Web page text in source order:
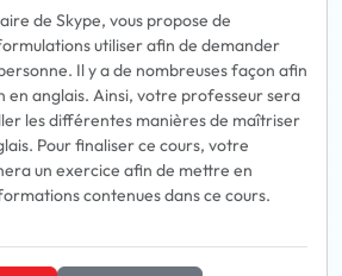
de Skype, vous propose de
utiliser afin de demander
Il y a de nombreuses façon afin
en anglais. Ainsi, votre professeur sera
les différentes manières de maîtriser
Pour finaliser ce cours, votre
un exercice afin de mettre en
contenues dans ce cours.